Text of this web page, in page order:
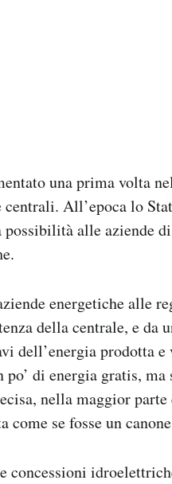
una prima volta
All’epoca lo
possibilità alle aziende
energetiche alle
della centrale, e da
dell’energia prodotta
po’ di energia gratis,
nella maggior
come se fosse un
concessioni